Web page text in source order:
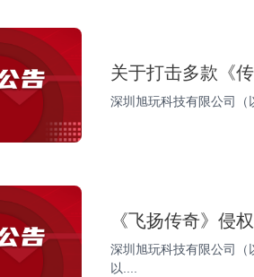
关于打击多款《
深圳旭玩科技有限公司（
《飞扬传奇》侵
深圳旭玩科技有限公司（
以....